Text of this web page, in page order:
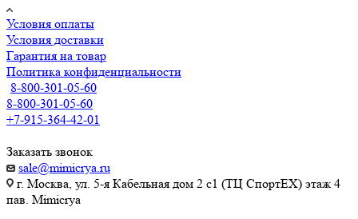
Условия оплаты
Условия доставки
Гарантия на товар
Политика конфиденциальности
8-800-301-05-60
8-800-301-05-60
+7-915-364-42-01
Заказать звонок
sale@mimicrya.ru
г. Москва, ул. 5-я Кабельная дом 2 с1 (ТЦ СпортEX) этаж 4
пав. Mimicrya